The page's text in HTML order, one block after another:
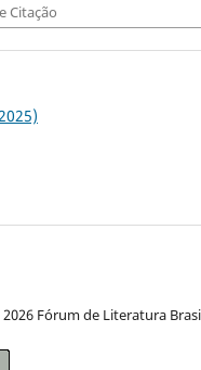
Citação
Fórum de Literatura